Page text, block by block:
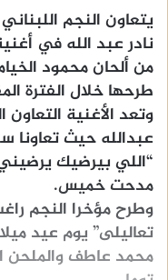
يتعاون النجم
من ألحان محمود
طرحها خلال الفترة
وتعد الأغنية
“اللي بيرضيك
مدحت خميس.
وطرح مؤخرا النجم
تعاليلى” يوم عيد
محمد عاطف والملحن